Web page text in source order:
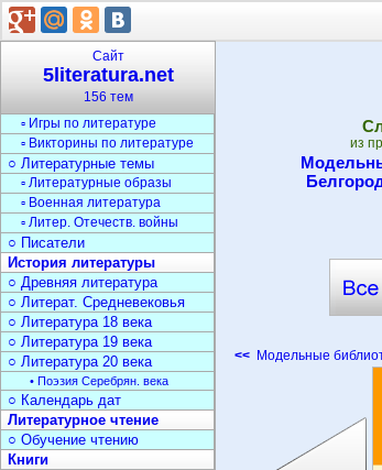
из
<< Модельные
Сайт
5literatura.net
156 тем
Литература
○ Теория литературы
○ Обучение литературе
▫ Уроки литературы
○ Задания по литературе
▫ Игры по литературе
▫ Викторины по литературе
○ Литературные темы
▫ Литературные образы
▫ Военная литература
▫ Литер. Отечеств. войны
○ Писатели
История литературы
○ Древняя литература
○ Литерат. Средневековья
○ Литература 18 века
○ Литература 19 века
○ Литература 20 века
• Поэзия Серебрян. века
○ Календарь дат
Литературное чтение
○ Обучение чтению
Книги